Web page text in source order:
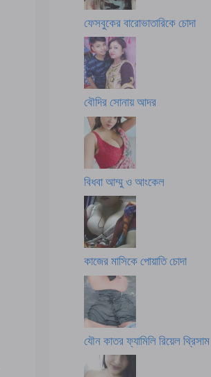
ফেসবুকের বারোভাতারিকে চোদা
বৌদির সোনায় আদর
বিধবা আম্মু ও আংকেল
কাজের মাসিকে পোয়াতি চোদা
যৌন কাতর ফ্যামিলি রিয়েল থ্রিসাম